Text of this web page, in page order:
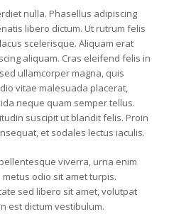
nulla. Phasellus adipiscing
libero dictum. Ut rutrum felis
scelerisque. Aliquam erat
aliquam. Cras eleifend felis in
ullamcorper magna, quis
vitae malesuada placerat,
neque quam semper tellus.
suscipit ut blandit felis. Proin
et sodales lectus iaculis.
viverra, urna enim
odio sit amet turpis.
sed libero sit amet, volutpat
est dictum vestibulum.